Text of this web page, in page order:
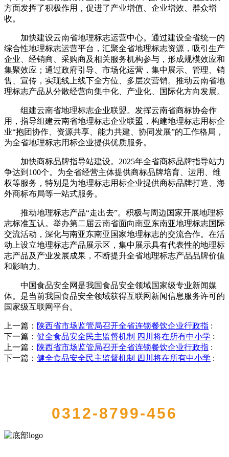
方面发挥了积极作用，促进了产业增值、企业增效、群众增
收。
加快建设云南省地理标志运营中心。通过建设全省统一的
综合性地理标志运营平台，汇聚全省地理标志资源，吸引生产
企业、经销商、采购商及相关服务机构参与，形成规模效应和
集聚效应；通过政府引导、市场化运营，集中展示、管理、销
售、宣传，实现线上线下全方位、多层次营销。推动云南省地
理标志产品从分散经营向集中化、产业化、国际化方向发展。
组建云南省地理标志企业联盟。发挥云南省商标协会作
用，指导组建云南省地理标志企业联盟，构建地理标志用标企
业“抱团协作、资源共享、能力共建、协同发展”的工作格局，
为全省地理标志用标企业提供优质服务。
加快商标品牌指导站建设。2025年全省商标品牌指导站力
争达到100个。为全省经营主体提供商标品牌培育、运用、维
权等服务，特别是为地理标志用标企业提供商标品牌打造、海
外商标布局等一站式服务。
推动地理标志产品“走出去”。积极与周边国家开展地理标
志标准互认。举办第二届云南省面向南亚东南亚地理标志国际
交流活动，深化与南亚东南亚国家地理标志的交流合作。在活
动上设立地理标志产品展示区，集中展示具有代表性的地理标
志产品及产业发展成果，不断提升全省地理标志产品品牌价值
和影响力。
中国食品安全网是我国食品安全领域国家级专业新闻媒
体。是当前我国食品安全领域获得互联网新闻信息服务许可的
国家级互联网平台。
上一篇： 陕西省市场监管局召开全省连锁餐饮企业行政指 :
下一篇： 健全食品安全民主监督机制 四川将在所有中小学 :
上一篇： 陕西省市场监管局召开全省连锁餐饮企业行政指 :
下一篇： 健全食品安全民主监督机制 四川将在所有中小学 :
0312-8799-456